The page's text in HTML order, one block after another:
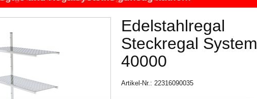
Edelstahlregal
Steckregal System
40000
Artikel-Nr.: 22316090035